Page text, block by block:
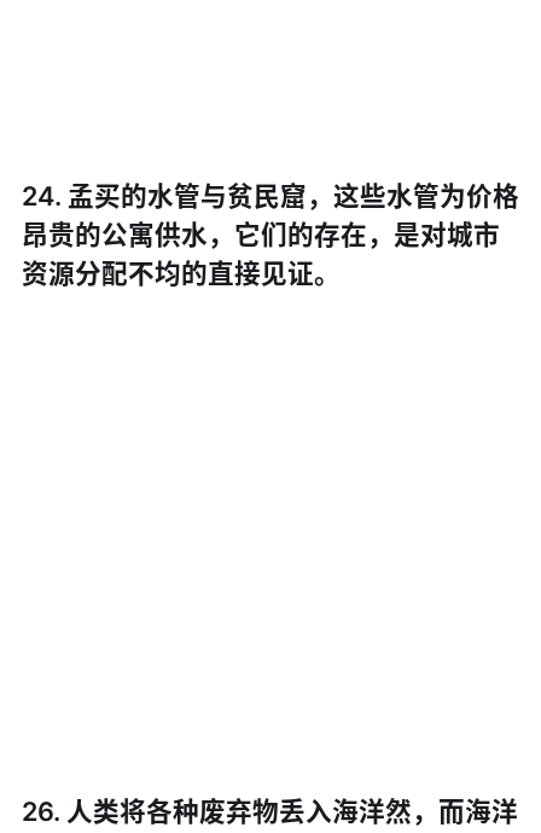
24. 孟买的水管与贫民窟，这些水管为价格
昂贵的公寓供水，它们的存在，是对城市
资源分配不均的直接见证。
26. 人类将各种废弃物丢入海洋然，而海洋